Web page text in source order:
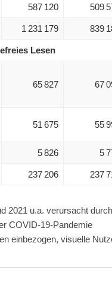
587 120 509
1 231 179 839
Lesen
65 827 67
51 675 55
5 826 5
237 206 237
2021 u.a. verursacht
COVID-19-Pandemie
einbezogen, visuelle